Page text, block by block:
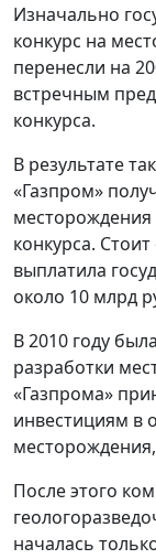
Изначально
конкурс на
перенесли на
встречным
конкурса.
В результате
«Газпром»
месторождения
конкурса.
выплатила
около 10 млрд
В 2010 году
разработки
«Газпрома»
инвестициям в
После этого
началась